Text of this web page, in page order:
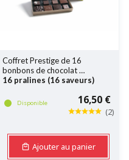
Coffret Prestige de 16
bonbons de chocolat
16 pralines (16 saveurs)
Disponible 16,50 €
(2)
Ajouter au panier